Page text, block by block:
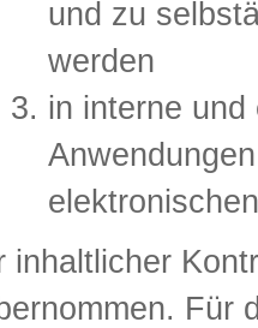
und zu
werden
in interne
inhaltlicher
Für